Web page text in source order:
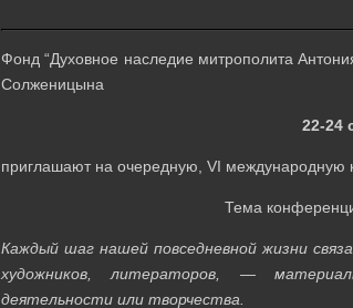
Фонд “Духовное наследие митрополита
Солженицына
22-24
приглашают на очередную, VI
Тема
Каждый шаг нашей повседневной жизни
художников, литераторов, —
деятельности или творчества.